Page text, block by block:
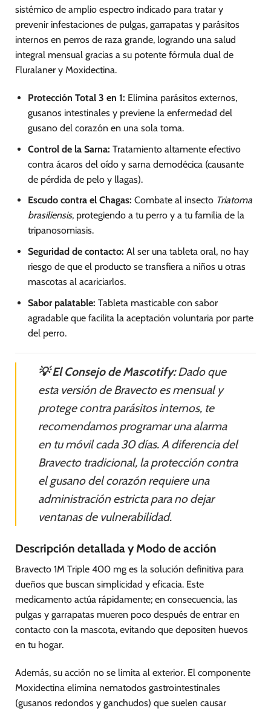
sistémico de amplio espectro indicado para tratar y
prevenir infestaciones de pulgas, garrapatas y parásitos
internos en perros de raza grande, logrando una salud
integral mensual gracias a su potente fórmula dual de
Fluralaner y Moxidectina.
Protección Total 3 en 1: Elimina parásitos externos,
gusanos intestinales y previene la enfermedad del
gusano del corazón en una sola toma.
Control de la Sarna: Tratamiento altamente efectivo
contra ácaros del oído y sarna demodécica (causante
de pérdida de pelo y llagas).
Escudo contra el Chagas: Combate al insecto Triatoma
brasiliensis, protegiendo a tu perro y a tu familia de la
tripanosomiasis.
Seguridad de contacto: Al ser una tableta oral, no hay
riesgo de que el producto se transfiera a niños u otras
mascotas al acariciarlos.
Sabor palatable: Tableta masticable con sabor
agradable que facilita la aceptación voluntaria por parte
del perro.
💡 El Consejo de Mascotify:Dado que
esta versión de Bravecto es mensual y
protege contra parásitos internos, te
recomendamos programar una alarma
en tu móvil cada 30 días. A diferencia del
Bravecto tradicional, la protección contra
el gusano del corazón requiere una
administración estricta para no dejar
ventanas de vulnerabilidad.
Descripción detallada y Modo de acción
Bravecto 1M Triple 400 mg es la solución definitiva para
dueños que buscan simplicidad y eficacia. Este
medicamento actúa rápidamente; en consecuencia, las
pulgas y garrapatas mueren poco después de entrar en
contacto con la mascota, evitando que depositen huevos
en tu hogar.
Además, su acción no se limita al exterior. El componente
Moxidectina elimina nematodos gastrointestinales
(gusanos redondos y ganchudos) que suelen causar